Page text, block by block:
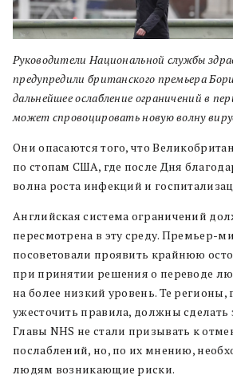
Руководители Национальной службы
предупредили британского премьера
дальнейшее ослабление ограничений в
может спровоцировать новую волну
Они опасаются того, что
по стопам США, где после Дня
волна роста инфекций и
Английская система ограничений
пересмотрена в эту среду. Премьер-
посоветовали проявить крайнюю
при принятии решения о переводе
на более низкий уровень. Те регионы,
ужесточить правила, должны сделать
Главы NHS не стали призывать к
послаблений, но, по их мнению,
людям возникающие риски.